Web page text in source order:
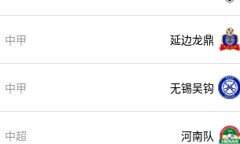
中甲 延边龙鼎
中甲 无锡吴钩
中超 河南队